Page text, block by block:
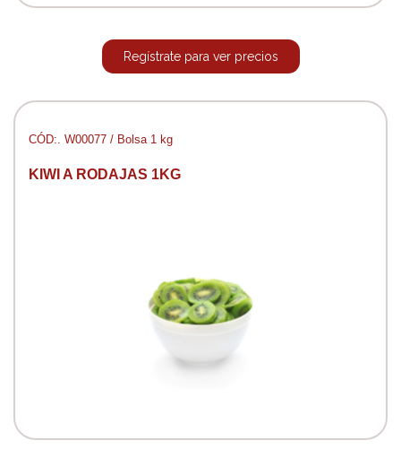
Regístrate para ver precios
CÓD:. W00077 / Bolsa 1 kg
KIWI A RODAJAS 1KG